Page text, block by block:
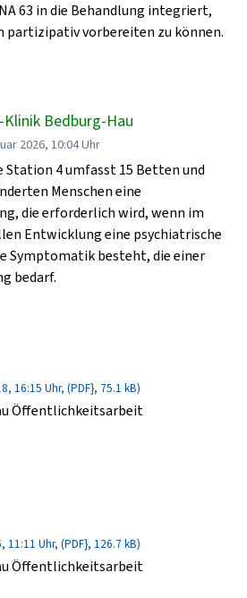
63 in die Behandlung integriert,
partizipativ vorbereiten zu können.
Klinik Bedburg-Hau
2026, 10:04 Uhr
4 umfasst 15 Betten und
Menschen eine
die erforderlich wird, wenn im
Entwicklung eine psychiatrische
Symptomatik besteht, die einer
bedarf.
16:15 Uhr, (PDF}, 75.1 kB)
Öffentlichkeitsarbeit
11:11 Uhr, (PDF}, 126.7 kB)
Öffentlichkeitsarbeit